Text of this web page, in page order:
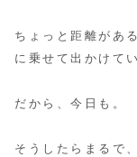
ちょっと距離があ
に乗せて出かけて
だから、今日も。
そうしたらまるで